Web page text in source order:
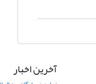
آخرین اخبار